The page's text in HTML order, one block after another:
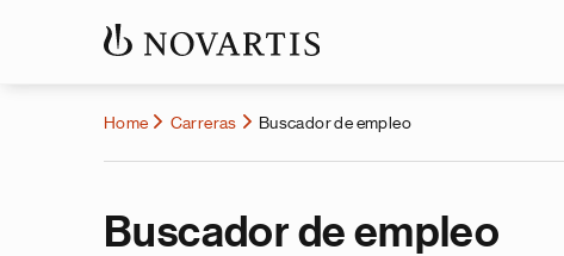
Home Carreras Buscador de empleo
Buscador de empleo